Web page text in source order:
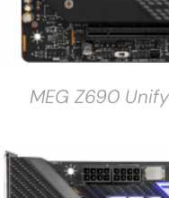
MEG Z690